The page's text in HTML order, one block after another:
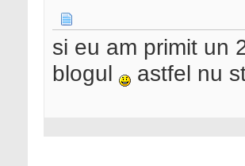
si eu am primit un
blogul
astfel nu